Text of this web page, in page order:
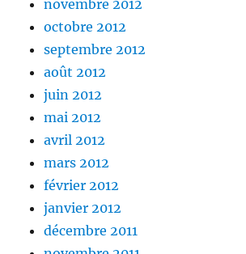
novembre 2012
octobre 2012
septembre 2012
août 2012
juin 2012
mai 2012
avril 2012
mars 2012
février 2012
janvier 2012
décembre 2011